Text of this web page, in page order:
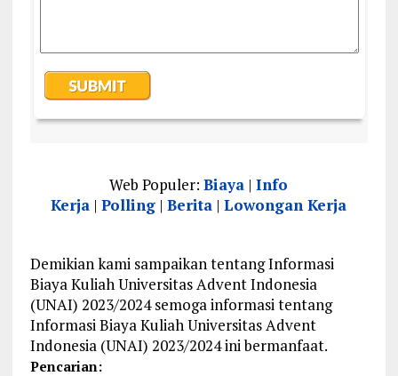
Web Populer:Biaya |Info
Kerja |Polling |Berita |Lowongan Kerja
Demikian kami sampaikan tentang Informasi
Biaya Kuliah Universitas Advent Indonesia
(UNAI) 2023/2024 semoga informasi tentang
Informasi Biaya Kuliah Universitas Advent
Indonesia (UNAI) 2023/2024 ini bermanfaat.
Pencarian: